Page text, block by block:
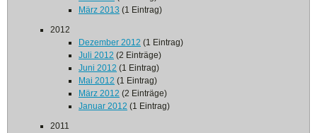
März 2013 (1 Eintrag)
2012
Dezember 2012 (1 Eintrag)
Juli 2012 (2 Einträge)
Juni 2012 (1 Eintrag)
Mai 2012 (1 Eintrag)
März 2012 (2 Einträge)
Januar 2012 (1 Eintrag)
2011